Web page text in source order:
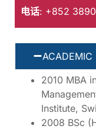
电话: +852
ACADEMIC
2010 MBA
Institute,
2008 BSc